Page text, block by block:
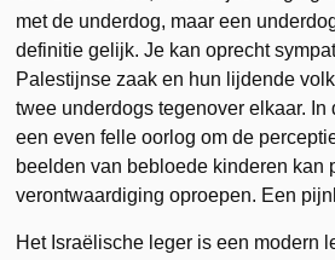
met de underdog, maar een
definitie gelijk. Je kan oprecht
Palestijnse zaak en hun lijdende
twee underdogs tegenover elkaar.
een even felle oorlog om de
beelden van bebloede kinderen kan
verontwaardiging oproepen. Een
Het Israëlische leger is een modern